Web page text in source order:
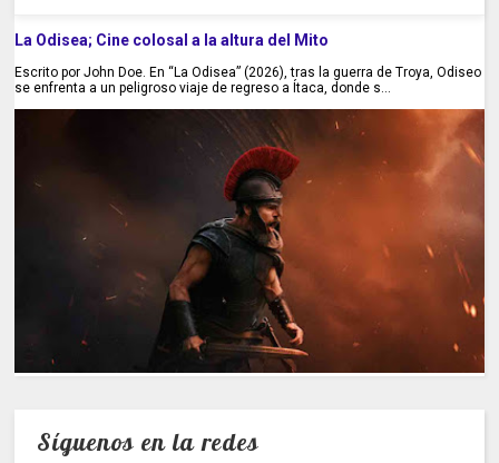
La Odisea; Cine colosal a la altura del Mito
Escrito por John Doe. En “La Odisea” (2026), tras la guerra de Troya, Odiseo
se enfrenta a un peligroso viaje de regreso a Ítaca, donde s...
Síguenos en la redes